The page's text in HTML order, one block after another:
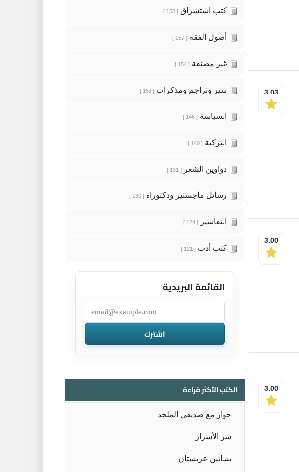
3.03
3.00
3.00
كتب استشراق [ 158 ]
أصول الفقه [ 157 ]
غير مصنفة [ 154 ]
سير وتراجم ومذكرات [ 153 ]
السياسة [ 146 ]
التزكية [ 140 ]
دواوين الشعر [ 131 ]
رسائل ماجستير ودكتوراه [ 130 ]
التفاسير [ 124 ]
كتب أدب [ 121 ]
القائمة البريدية
الكتب الأكثر قراءة
حوار مع صديقى الملحد
سر الأسرار
بساتين عربستان